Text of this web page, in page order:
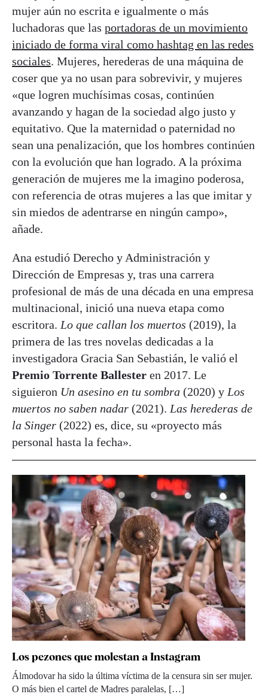
mujer aún no escrita e igualmente o más
luchadoras que las portadoras de un movimiento
iniciado de forma viral como hashtag en las redes
sociales. Mujeres, herederas de una máquina de
coser que ya no usan para sobrevivir, y mujeres
«que logren muchísimas cosas, continúen
avanzando y hagan de la sociedad algo justo y
equitativo. Que la maternidad o paternidad no
sean una penalización, que los hombres continúen
con la evolución que han logrado. A la próxima
generación de mujeres me la imagino poderosa,
con referencia de otras mujeres a las que imitar y
sin miedos de adentrarse en ningún campo»,
añade.
Ana estudió Derecho y Administración y
Dirección de Empresas y, tras una carrera
profesional de más de una década en una empresa
multinacional, inició una nueva etapa como
escritora. Lo que callan los muertos (2019), la
primera de las tres novelas dedicadas a la
investigadora Gracia San Sebastián, le valió el
Premio Torrente Ballester en 2017. Le
siguieron Un asesino en tu sombra (2020) y Los
muertos no saben nadar (2021). Las herederas de
la Singer (2022) es, dice, su «proyecto más
personal hasta la fecha».
Los pezones que molestan a Instagram
Álmodovar ha sido la última víctima de la censura sin ser mujer.
O más bien el cartel de Madres paralelas, […]